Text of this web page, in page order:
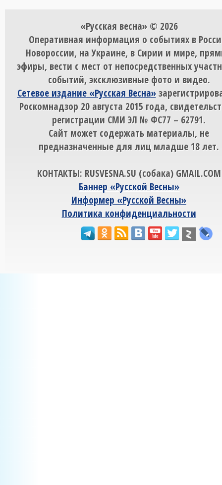
«Русская весна» © 2026
Оперативная информация о событиях в
Новороссии, на Украине, в Сирии и мире,
эфиры, вести с мест от непосредственных
событий, эксклюзивные фото и видео.
Сетевое издание «Русская Весна»
Роскомнадзор 20 августа 2015 года,
регистрации СМИ ЭЛ № ФС77 – 62791.
Сайт может содержать материалы, не
предназначенные для лиц младше 18 лет.
КОНТАКТЫ: RUSVESNA.SU (собака) GMAIL.COM
Баннер «Русской Весны»
Информер «Русской Весны»
Политика конфиденциальности